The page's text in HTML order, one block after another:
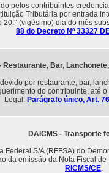
pelos contribuintes
Tributária por entrada
20.° (vigésimo) dia do mês
88 do Decreto Nº 33327
- Restaurante, Bar,
por restaurante, bar,
do contribuinte, até
Legal: Parágrafo único, Art.
DAICMS - Transporte
Federal S/A (RFFSA) do
da emissão da Nota Fiscal
RICMS/CE.